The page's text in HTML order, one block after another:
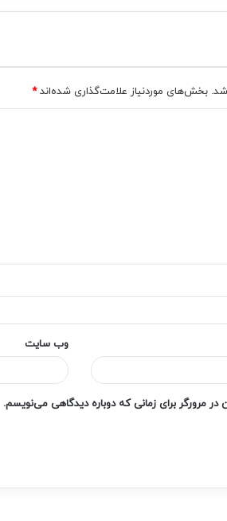
بخش‌های موردنیاز علامت‌گذاری شده‌اند*
وب‌ سایت
در مرورگر برای زمانی که دوباره دیدگاهی می‌نویسم.